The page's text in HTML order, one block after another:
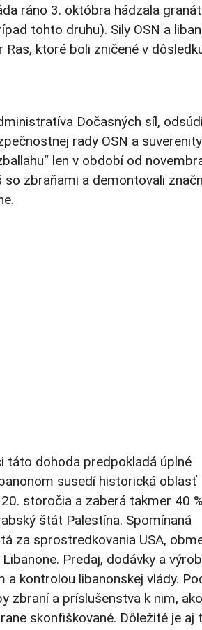
ráno 3. októbra hádzala
tohto druhu). Sily OSN a
ktoré boli zničené v
Dočasných síl,
rady OSN a suverenity
len v období od
zbraňami a demontovali
táto dohoda predpokladá úplné
susedí historická oblasť
storočia a zaberá takmer 40 %
štát Palestína. Spomínaná
za sprostredkovania USA,
Predaj, dodávky a
kontrolou libanonskej vlády.
zbraní a príslušenstva k nim,
skonfiškované. Dôležité je aj